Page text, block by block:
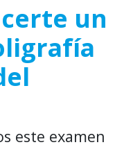
un
este examen